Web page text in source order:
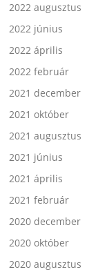
2022 augusztus
2022 június
2022 április
2022 február
2021 december
2021 október
2021 augusztus
2021 június
2021 április
2021 február
2020 december
2020 október
2020 augusztus